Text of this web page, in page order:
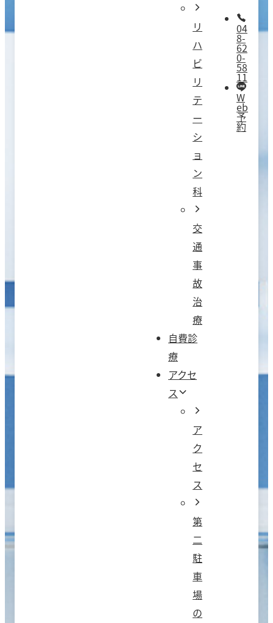
リ
ハ
ビ
リ
テ
ー
シ
ョ
ン
科
交
通
事
故
治
療
自費診
療
アクセ
ス
ア
ク
セ
ス
第
二
駐
車
場
の
04
8-
62
0-
58
11
W
eb
予
約